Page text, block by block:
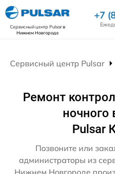
Сервисный центр Pulsarв
Нижнем Новгороде
+7
Сервисный центр Pulsar
Ремонт
ночного
Pulsar
Позвоните или
администраторы из
Нижнем Новгороде